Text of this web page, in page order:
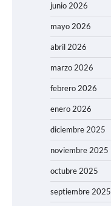
junio 2026
mayo 2026
abril 2026
marzo 2026
febrero 2026
enero 2026
diciembre 2025
noviembre 2025
octubre 2025
septiembre 2025